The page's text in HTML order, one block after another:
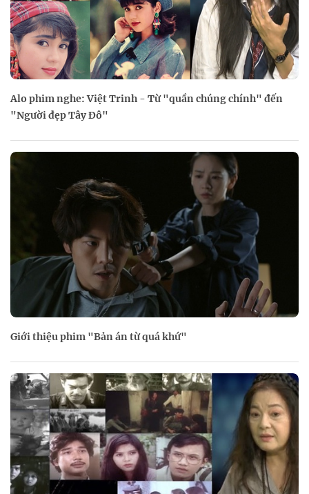
Alo phim nghe: Việt Trinh - Từ "quần chúng chính" đến
"Người đẹp Tây Đô"
Giới thiệu phim "Bản án từ quá khứ"